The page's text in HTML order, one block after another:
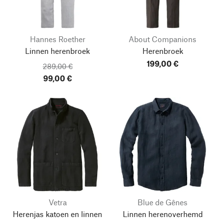
Hannes Roether
Linnen herenbroek
289,00 €
99,00 €
About Companions
Herenbroek
199,00 €
Vetra
Herenjas katoen en linnen
Blue de Gênes
Linnen herenoverhemd